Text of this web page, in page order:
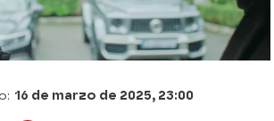
Castillo
16 de marzo de 2025, 23:00